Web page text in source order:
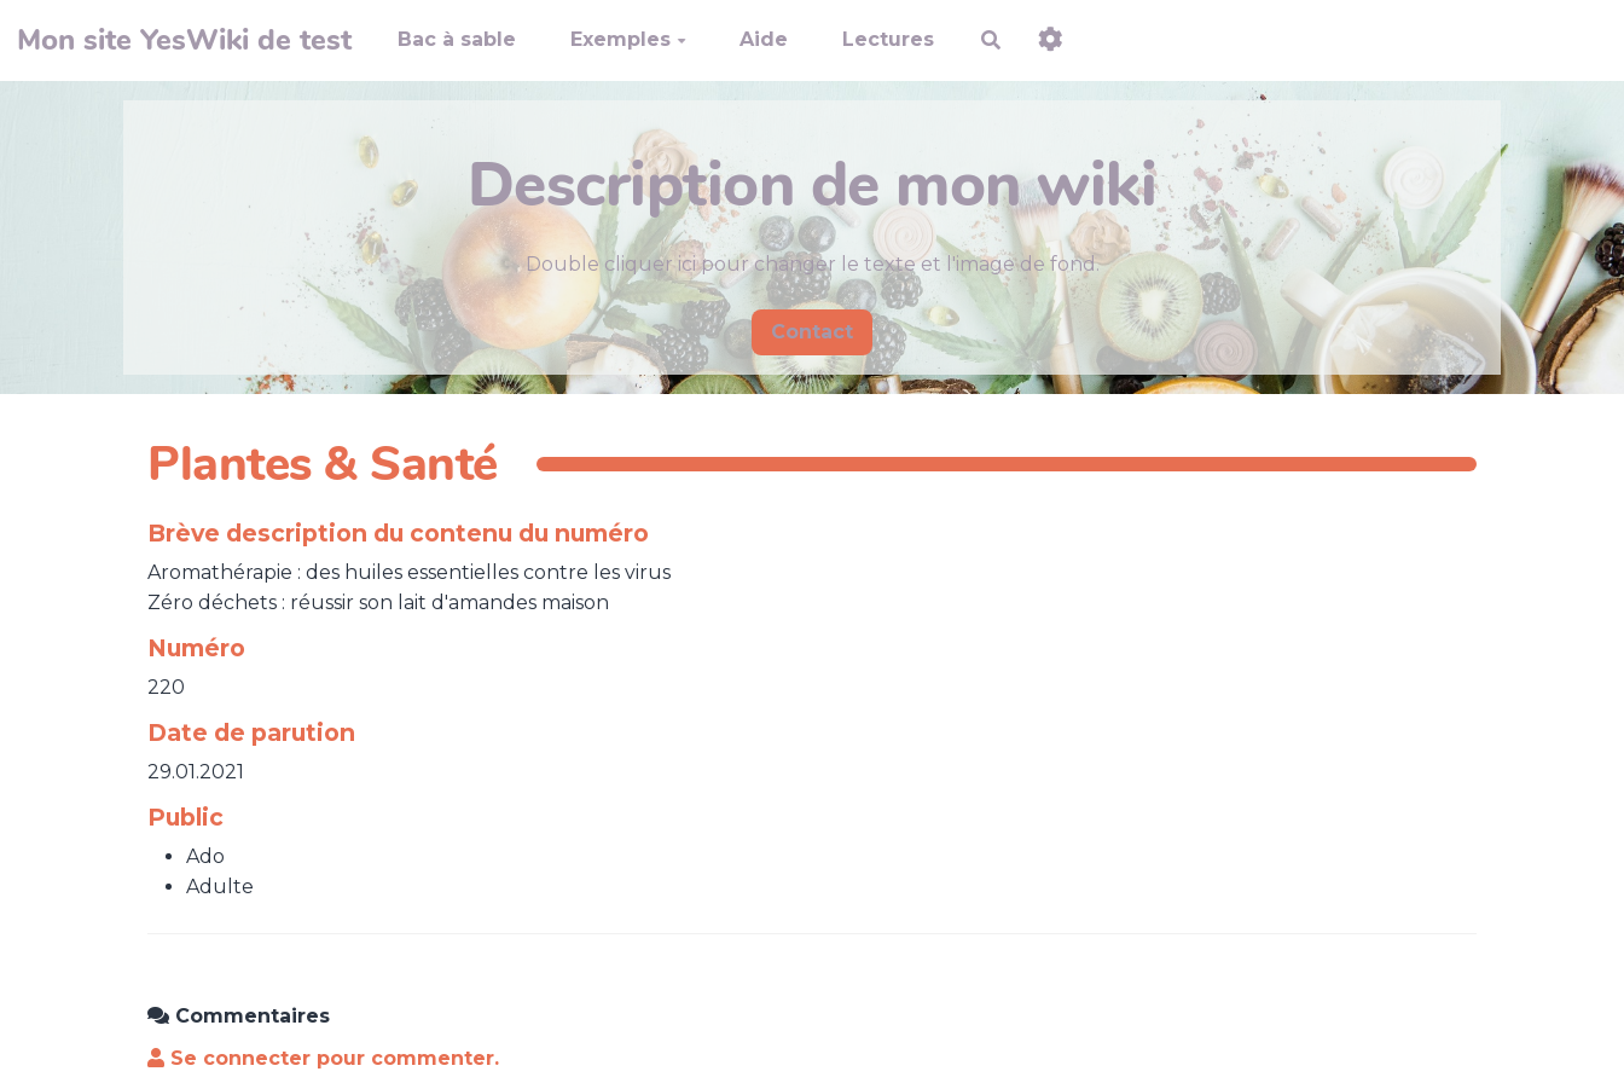
Aller au contenu principal
Mon site YesWiki de test Bac à sable Exemples Aide Lectures Rechercher
Description de mon wiki
Double cliquer ici pour changer le texte et l'image de fond.
Contact
Plantes & Santé
Brève description du contenu du numéro
Aromathérapie : des huiles essentielles contre les virus
Zéro déchets : réussir son lait d'amandes maison
Numéro
220
Date de parution
29.01.2021
Public
Ado
Adulte
Commentaires
Se connecter pour commenter.